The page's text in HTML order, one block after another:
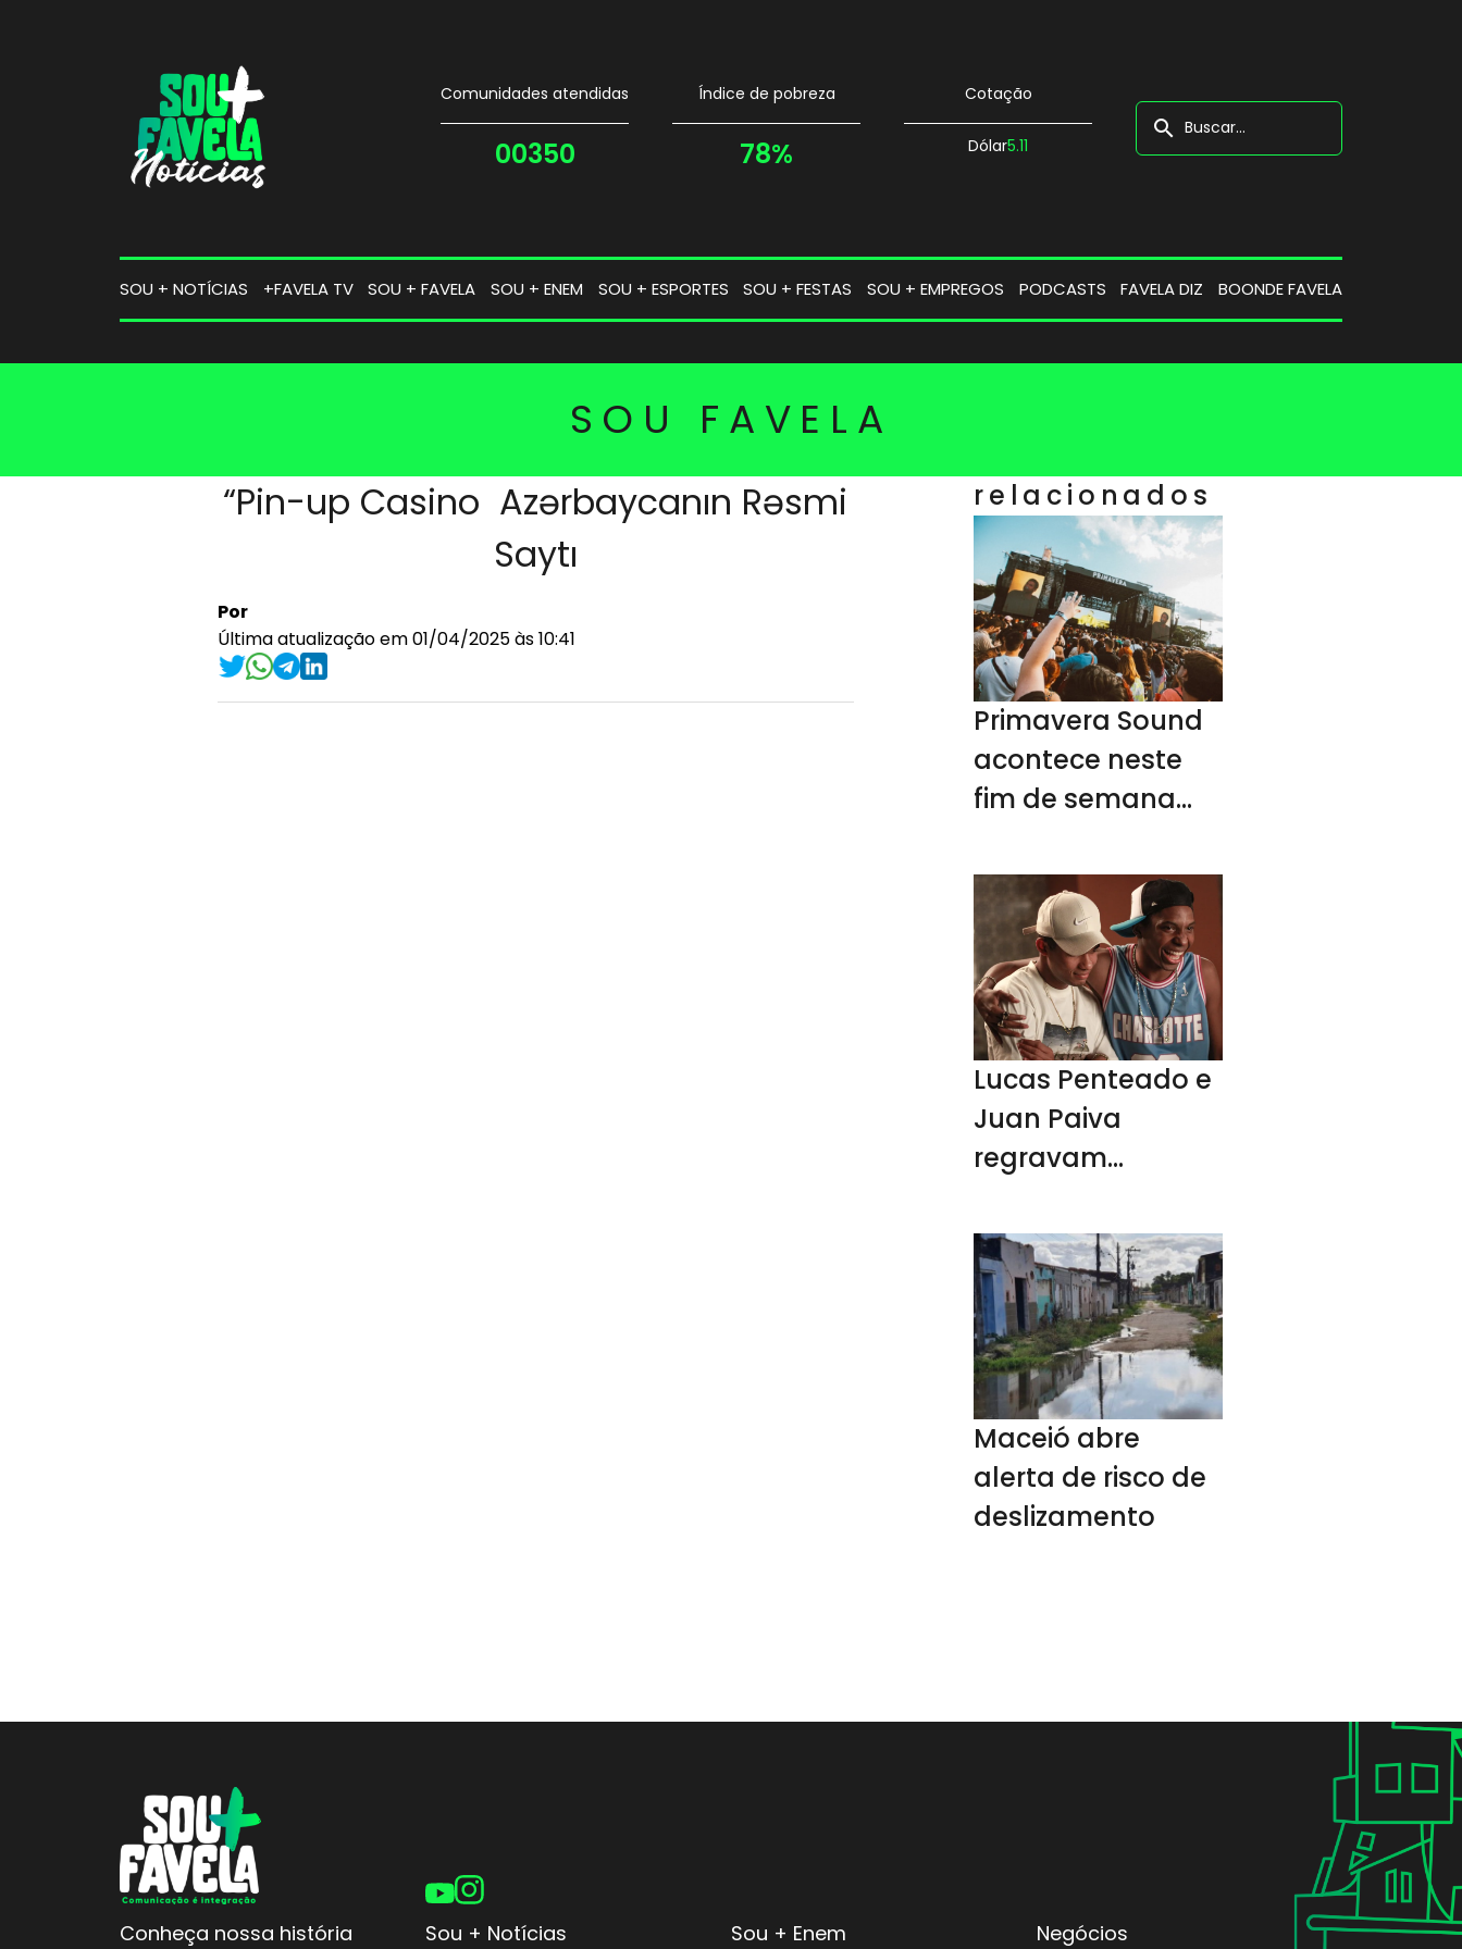
Comunidades atendidas
00350
Índice de pobreza
78%
Cotação
Dólar5.11
search
SOU + NOTÍCIAS +FAVELA TV SOU + FAVELA SOU + ENEM SOU + ESPORTES SOU + FESTAS SOU + EMPREGOS PODCASTS FAVELA DIZ BOONDE FAVELA
SOU FAVELA
“Pin-up Casino ️ Azərbaycanın Rəsmi
Saytı
Por
Última atualização em 01/04/2025 às 10:41
relacionados
Primavera Sound
acontece neste
fim de semana
Lucas Penteado e
Juan Paiva
regravam
Claudinho e
Buchecha
Maceió abre
alerta de risco de
deslizamento
Conheça nossa história Sou + Notícias Sou + Enem Negócios